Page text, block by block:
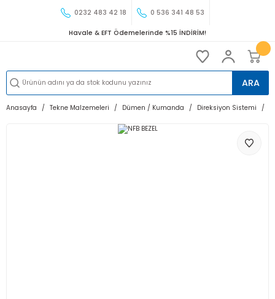
0232 483 42 18 0 536 341 48 53
Havale & EFT Ödemelerinde %15 İNDİRİM!
ARA
Anasayfa Tekne Malzemeleri Dümen / Kumanda Direksiyon Sistemi